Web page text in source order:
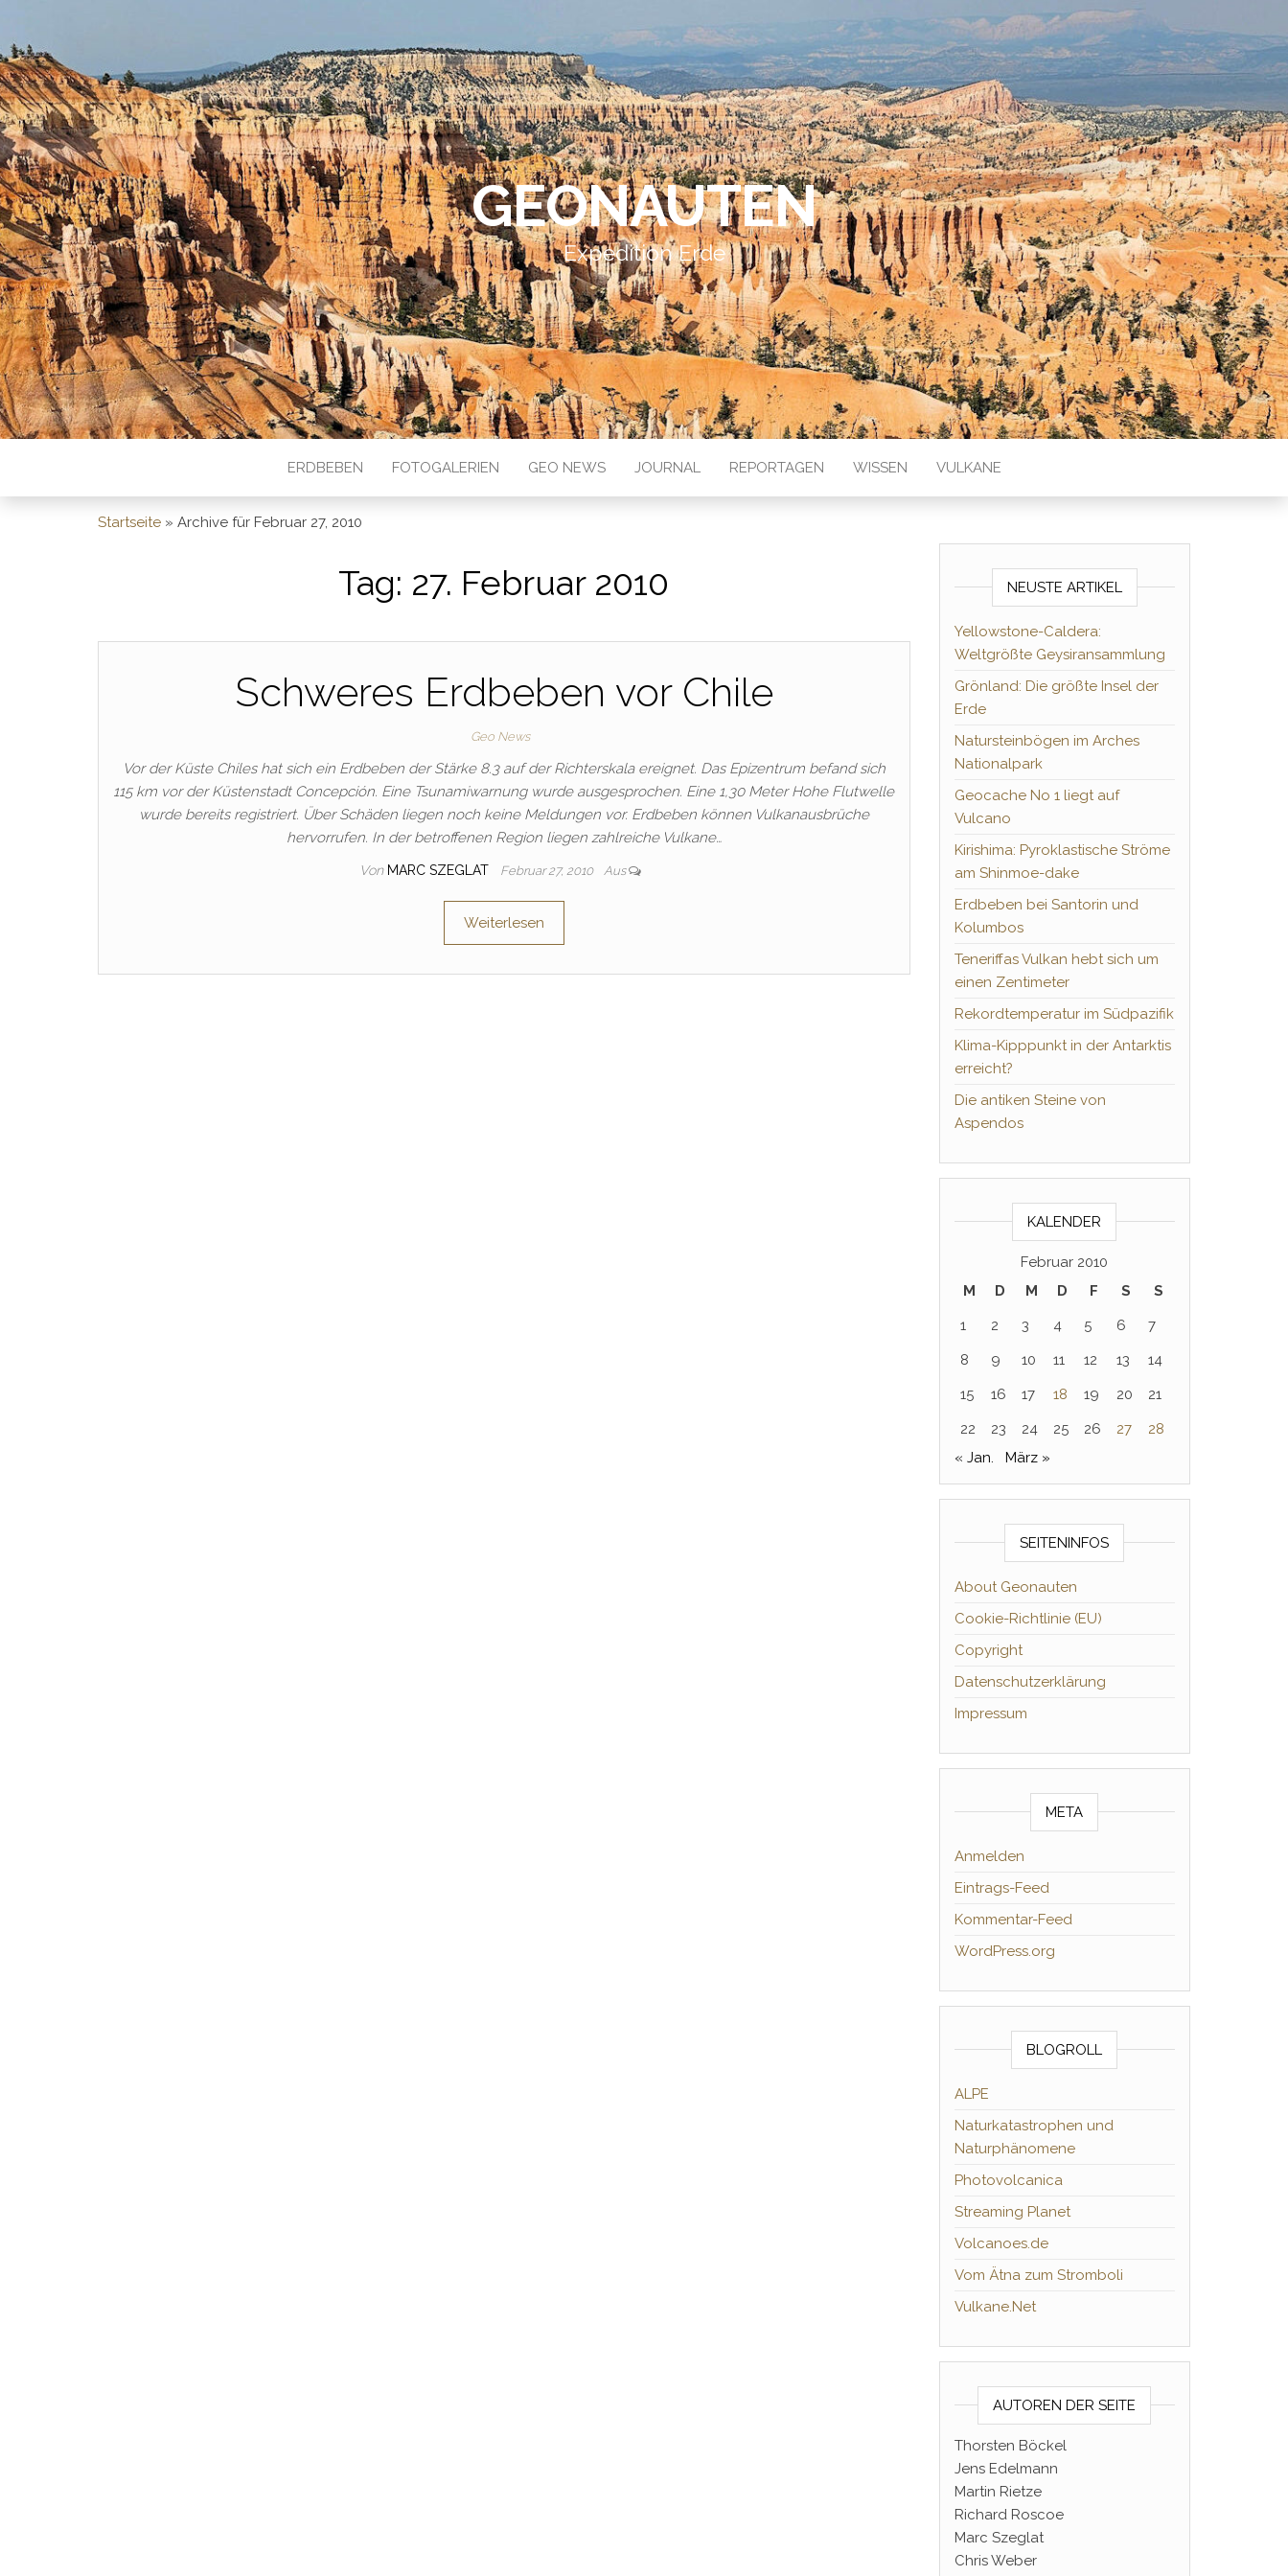
GEONAUTEN
Expedition Erde
ERDBEBEN FOTOGALERIEN GEO NEWS JOURNAL REPORTAGEN WISSEN VULKANE
Startseite » Archive für Februar 27, 2010
Tag: 27. Februar 2010
Schweres Erdbeben vor Chile
Geo News
Vor der Küste Chiles hat sich ein Erdbeben der Stärke 8.3 auf der Richterskala ereignet. Das Epizentrum befand sich
115 km vor der Küstenstadt Concepción. Eine Tsunamiwarnung wurde ausgesprochen. Eine 1,30 Meter Hohe Flutwelle
wurde bereits registriert. Über Schäden liegen noch keine Meldungen vor. Erdbeben können Vulkanausbrüche
hervorrufen. In der betroffenen Region liegen zahlreiche Vulkane…
Von MARC SZEGLAT Februar 27, 2010 Aus
Weiterlesen
NEUSTE ARTIKEL
Yellowstone-Caldera:
Weltgrößte Geysiransammlung
Grönland: Die größte Insel der
Erde
Natursteinbögen im Arches
Nationalpark
Geocache No 1 liegt auf
Vulcano
Kirishima: Pyroklastische Ströme
am Shinmoe-dake
Erdbeben bei Santorin und
Kolumbos
Teneriffas Vulkan hebt sich um
einen Zentimeter
Rekordtemperatur im Südpazifik
Klima-Kipppunkt in der Antarktis
erreicht?
Die antiken Steine von
Aspendos
KALENDER
Februar 2010
M
D M D F S
S
1
2 3 4 5 6
7
8
9 10 11 12 13
14
15
16 17 18 19 20
21
22
23 24 25 26 27
28
« Jan.
März »
SEITENINFOS
About Geonauten
Cookie-Richtlinie (EU)
Copyright
Datenschutzerklärung
Impressum
META
Anmelden
Eintrags-Feed
Kommentar-Feed
WordPress.org
BLOGROLL
ALPE
Naturkatastrophen und
Naturphänomene
Photovolcanica
Streaming Planet
Volcanoes.de
Vom Ätna zum Stromboli
Vulkane.Net
AUTOREN DER SEITE
Thorsten Böckel
Jens Edelmann
Martin Rietze
Richard Roscoe
Marc Szeglat
Chris Weber